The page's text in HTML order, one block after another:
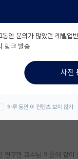
을거라고 생각 합니다.
ICLR 에 제출 했는
자로 넣은 거는 처음 이라
구면 교수님 이름에 같
동안 문의가 많았던 레벨업
링크 발송
사전
하루 동안 이 컨텐츠 보지 않기